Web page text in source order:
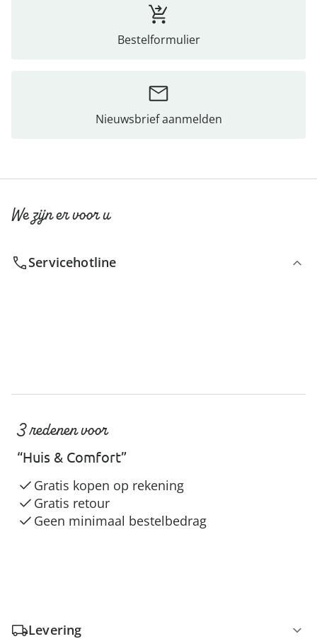
Bestelformulier
Nieuwsbrief aanmelden
We zijn er voor u
Servicehotline
3 redenen voor
“Huis & Comfort”
Gratis kopen op rekening
Gratis retour
Geen minimaal bestelbedrag
Levering